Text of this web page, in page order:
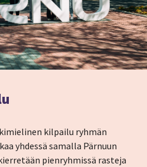
kilpailu ryhmän
yhdessä samalla Pärnuun
pienryhmissä rasteja